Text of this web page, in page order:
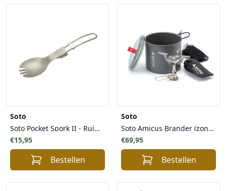
Soto
Soto Pocket Spork II - Ruimtebesparend Lepel Vork Opvouwbaar Lichtgewicht Ergonomisch gevormd
€15,95
Bestellen
Soto
Soto Amicus Brander (zonder piezo ontsteker) + New River Pan Combo - Voordelige Starterset Gasbrander Compacte Afmetingen Nauwkeurig Instelbaar
€69,95
Bestellen